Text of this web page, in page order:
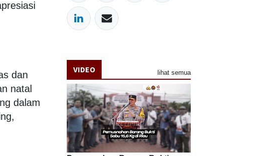
dan
natal
dalam
VIDEO lihat semua